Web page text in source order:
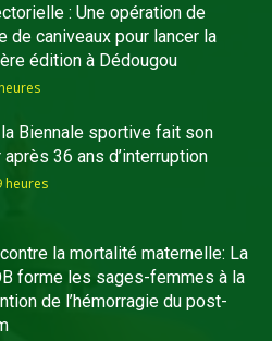
: Une opération de
de caniveaux pour lancer la
édition à Dédougou
Biennale sportive fait son
après 36 ans d’interruption
heures
la mortalité maternelle: La
forme les sages-femmes à la
de l’hémorragie du post-